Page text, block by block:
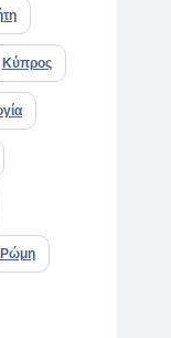
Κύπρος
Ρώμη